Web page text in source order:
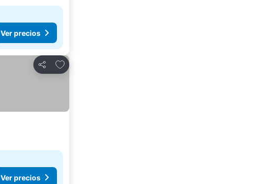
Ver precios
Compartir
Añadir a favoritos
Ver precios